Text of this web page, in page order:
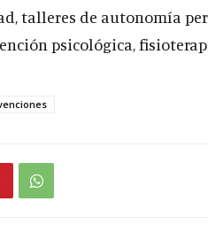
talleres de autonomía
psicológica,